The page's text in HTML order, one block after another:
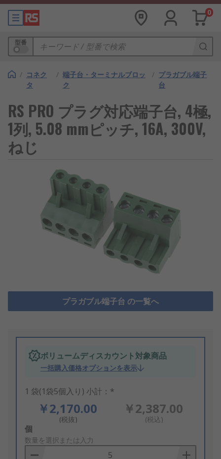
0
型番
/ コネク
タ
/ 端子台・ターミナルブロッ
ク
/ プラガブル端子
台
RS PRO プラグ対応端子台, 4極,
1列, 5.08 mmピッチ, 16A, 300V,
ねじ
プラガブル端子台 の一覧へ
ボリュームディスカウント対象商品
一括購入価格オプションを表示
1 袋(1袋5個入り) 小計：*
￥2,170.00
(税抜)
￥2,387.00
(税込)
Add
to
Basket
個
数量を選択または入力